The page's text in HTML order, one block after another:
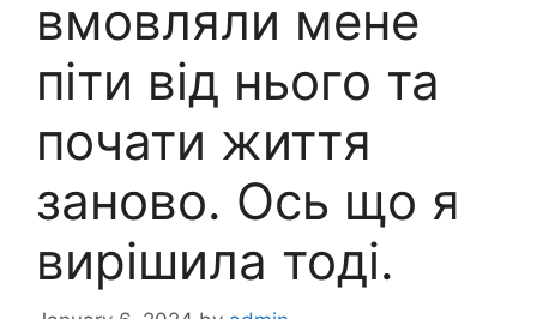
вмовляли мене
піти від нього та
почати життя
заново. Ось що я
вирішила тоді.